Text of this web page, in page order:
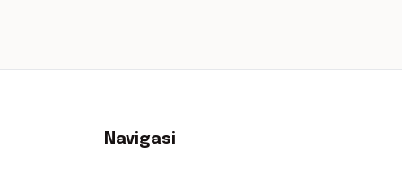
Navigasi